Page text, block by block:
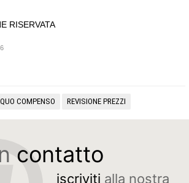
RISERVATA
COMPENSO REVISIONE PREZZI
contatto
iscriviti alla nostra